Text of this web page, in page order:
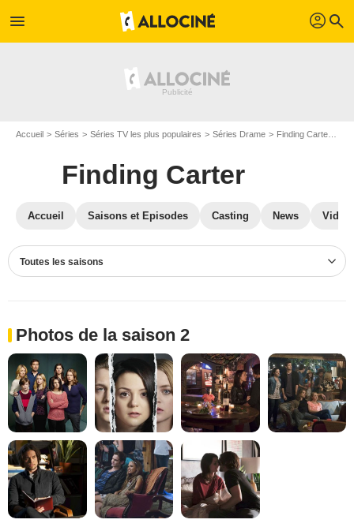
menu profil search
Accueil Séries Séries TV les plus populaires Séries Drame Finding Carter
Finding Carter
Accueil Saisons et Episodes Casting News
Toutes les saisons
Photos de la saison 2